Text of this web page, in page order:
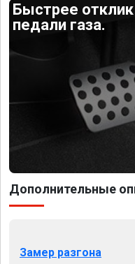
Быстрее
педали газа.
Дополнительные
Замер разгона